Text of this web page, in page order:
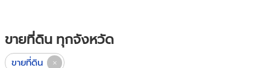
ขายที่ดิน ทุกจังหวัด
ขายที่ดิน